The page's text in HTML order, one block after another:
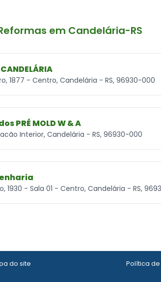
em Candelária-RS
1877 - Centro, Candelária - RS, 96930-000
PRÉ MOLD W & A
Interior, Candelária - RS, 96930-000
1930 - Sala 01 - Centro, Candelária - RS,
do site Política